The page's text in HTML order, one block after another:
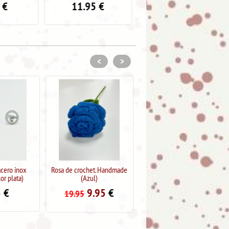
€ 5.95 € 5.95€
Handmade
Paraguas plegable Caballero
13.95 7.99
Pendientes acero inox
"mamá" (color plata)
4.95
< >